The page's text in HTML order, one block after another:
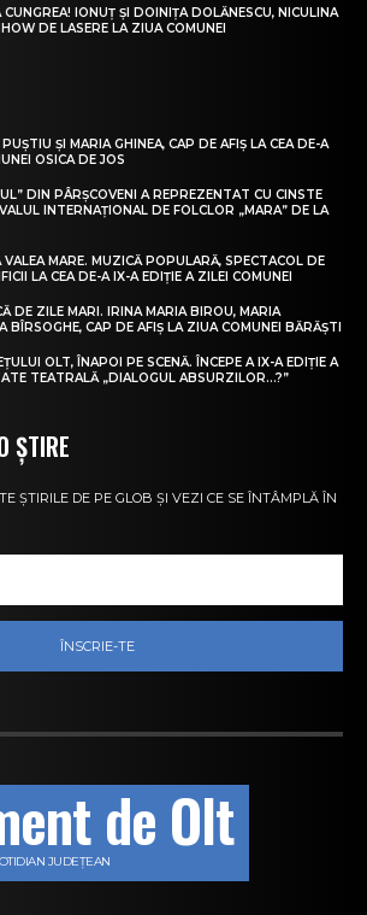
IONUȚ ȘI DOINIȚA DOLĂNESCU, NICULINA
DE LASERE LA ZIUA COMUNEI
ȘI MARIA GHINEA, CAP DE AFIȘ LA CEA DE-A
OSICA DE JOS
DIN PÂRȘCOVENI A REPREZENTAT CU CINSTE
INTERNAȚIONAL DE FOLCLOR „MARA” DE LA
MARE. MUZICĂ POPULARĂ, SPECTACOL DE
LA CEA DE-A IX-A EDIȚIE A ZILEI COMUNEI
DE ZILE MARI. IRINA MARIA BIROU, MARIA
BÎRSOGHE, CAP DE AFIȘ LA ZIUA COMUNEI BĂRĂȘTI
OLT, ÎNAPOI PE SCENĂ. ÎNCEPE A IX-A EDIȚIE A
TEATRALĂ „DIALOGUL ABSURZILOR…?”
ȘTIRE
ȘTIRILE DE PE GLOB ȘI VEZI CE SE ÎNTÂMPLĂ ÎN
ÎNSCRIE-TE
de Olt
JUDEȚEAN